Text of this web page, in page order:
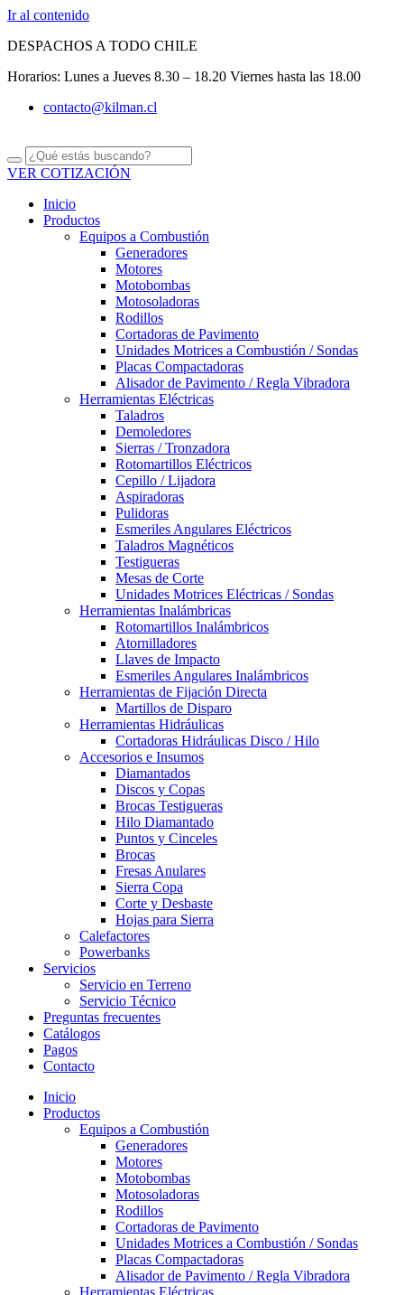
Ir al contenido
DESPACHOS A TODO CHILE
Horarios: Lunes a Jueves 8.30 – 18.20 Viernes hasta las 18.00
contacto@kilman.cl
VER COTIZACIÓN
Inicio
Productos
Equipos a Combustión
Generadores
Motores
Motobombas
Motosoladoras
Rodillos
Cortadoras de Pavimento
Unidades Motrices a Combustión / Sondas
Placas Compactadoras
Alisador de Pavimento / Regla Vibradora
Herramientas Eléctricas
Taladros
Demoledores
Sierras / Tronzadora
Rotomartillos Eléctricos
Cepillo / Lijadora
Aspiradoras
Pulidoras
Esmeriles Angulares Eléctricos
Taladros Magnéticos
Testigueras
Mesas de Corte
Unidades Motrices Eléctricas / Sondas
Herramientas Inalámbricas
Rotomartillos Inalámbricos
Atornilladores
Llaves de Impacto
Esmeriles Angulares Inalámbricos
Herramientas de Fijación Directa
Martillos de Disparo
Herramientas Hidráulicas
Cortadoras Hidráulicas Disco / Hilo
Accesorios e Insumos
Diamantados
Discos y Copas
Brocas Testigueras
Hilo Diamantado
Puntos y Cinceles
Brocas
Fresas Anulares
Sierra Copa
Corte y Desbaste
Hojas para Sierra
Calefactores
Powerbanks
Servicios
Servicio en Terreno
Servicio Técnico
Preguntas frecuentes
Catálogos
Pagos
Contacto
Inicio
Productos
Equipos a Combustión
Generadores
Motores
Motobombas
Motosoladoras
Rodillos
Cortadoras de Pavimento
Unidades Motrices a Combustión / Sondas
Placas Compactadoras
Alisador de Pavimento / Regla Vibradora
Herramientas Eléctricas